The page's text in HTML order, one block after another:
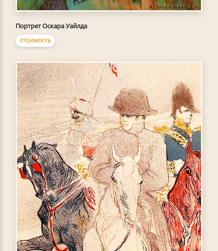
Портрет Оскара Уайлда
СТОИМОСТЬ